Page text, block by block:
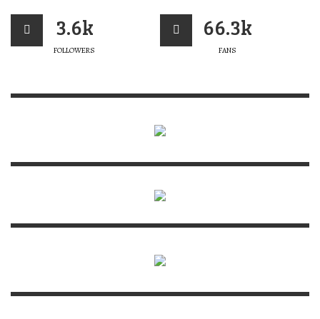
3.6k
FOLLOWERS
66.3k
FANS